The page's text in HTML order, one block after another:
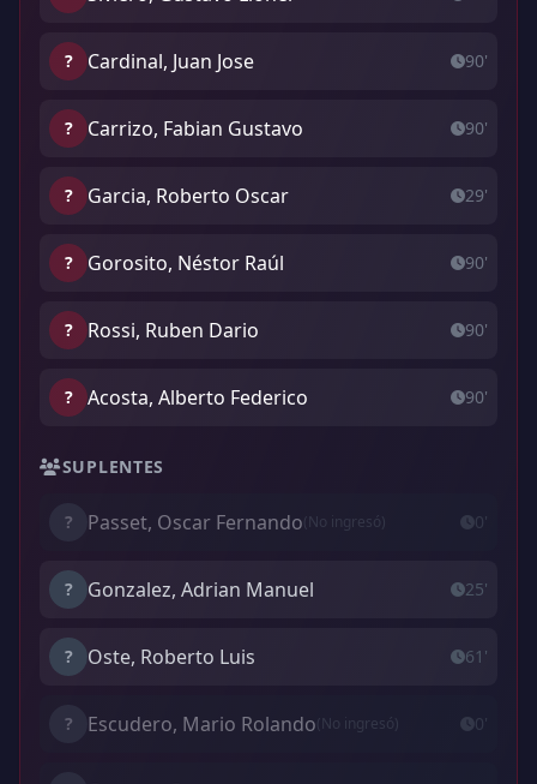
? Cardinal, Juan Jose 90'
? Carrizo, Fabian Gustavo 90'
? Garcia, Roberto Oscar 29'
? Gorosito, Néstor Raúl 90'
? Rossi, Ruben Dario 90'
? Acosta, Alberto Federico 90'
SUPLENTES
? Passet, Oscar Fernando(No ingresó) 0'
? Gonzalez, Adrian Manuel 25'
? Oste, Roberto Luis 61'
? Escudero, Mario Rolando(No ingresó) 0'